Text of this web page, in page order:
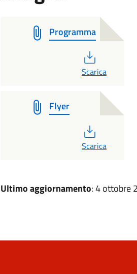
Programma
PDF
Scarica
Flyer
PDF
Scarica
Ultimo aggiornamento: 4 ottobre